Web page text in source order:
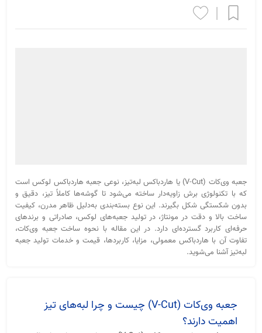
جعبه وی‌کات (V-Cut) یا هاردباکس لبه‌تیز، نوعی جعبه هاردباکس لوکس است
که با تکنولوژی برش زاویه‌دار ساخته می‌شود تا گوشه‌ها کاملاً تیز، دقیق و
بدون شکستگی شکل بگیرند. این نوع بسته‌بندی به‌دلیل ظاهر مدرن، کیفیت
ساخت بالا و دقت در مونتاژ، در تولید جعبه‌های لوکس، صادراتی و برندهای
حرفه‌ای کاربرد گسترده‌ای دارد. در این مقاله با نحوه ساخت جعبه وی‌کات،